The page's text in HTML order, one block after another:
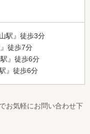
駅』徒歩3分
徒歩7分
』徒歩6分
』徒歩6分
お気軽にお問い合わせ下